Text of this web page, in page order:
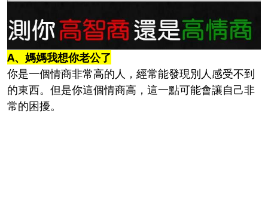
A、媽媽我想你老公了
你是一個情商非常高的人，經常能發現別人感受不到
的東西。但是你這個情商高，這一點可能會讓自己非
常的困擾。